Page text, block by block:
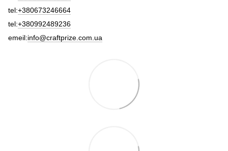
tel:+380673246664
tel:+380992489236
emeil:info@craftprize.com.ua